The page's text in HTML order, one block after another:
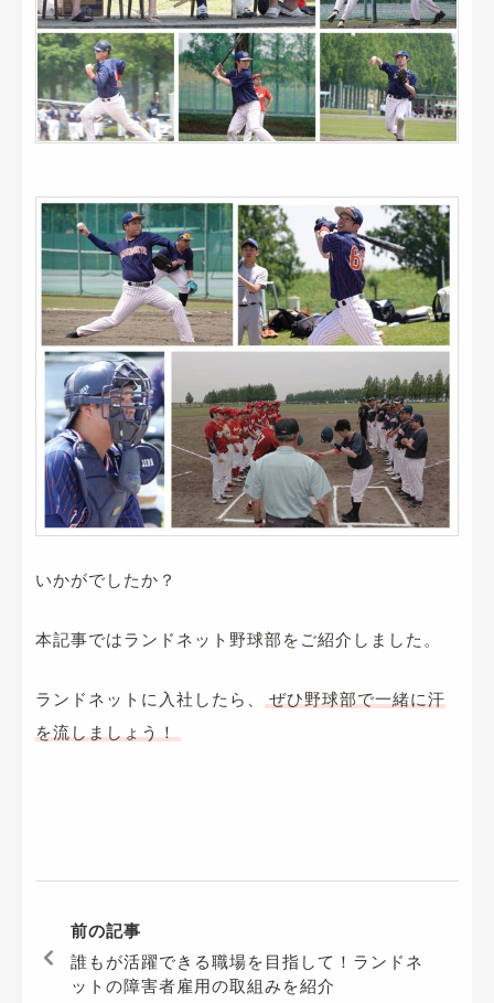
いかがでしたか？
本記事ではランドネット野球部をご紹介しました。
ランドネットに入社したら、
ぜひ野球部で一緒に汗
を流しましょう！
前の記事
誰もが活躍できる職場を目指して！ランドネ
ットの障害者雇用の取組みを紹介